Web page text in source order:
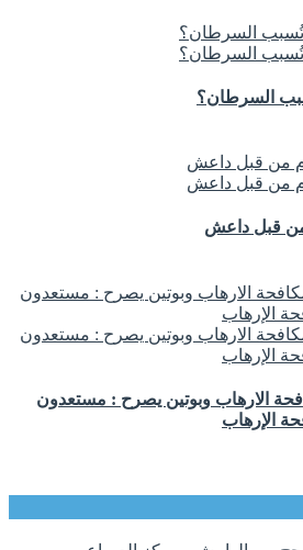
السرطان؟
الارهاب وبوتين يصرح : مستعدون
الإرهاب